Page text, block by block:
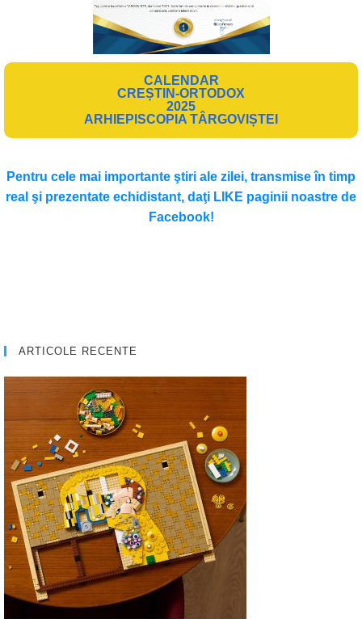
CALENDAR
CREȘTIN-ORTODOX
2025
ARHIEPISCOPIA TÂRGOVIȘTEI
Pentru cele mai importante ştiri ale zilei, transmise în timp
real şi prezentate echidistant, daţi LIKE paginii noastre de
Facebook!
ARTICOLE RECENTE